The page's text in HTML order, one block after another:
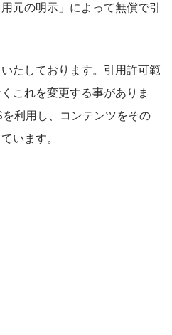
元の明示」によって無償で引
たしております。引用許可範
これを変更する事がありま
利用し、コンテンツをその
います。